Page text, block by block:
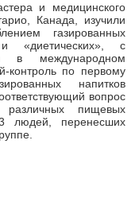
и медицинского
Канада, изучили
газированных
«диетических», с
в международном
контроль по первому
напитков
вопрос
различных пищевых
людей, перенесших